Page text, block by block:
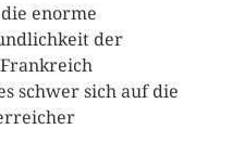
enorme
der
schwer sich auf die